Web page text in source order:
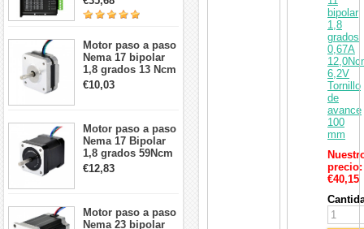
paso Nema 17, 23,
24
Motor paso a paso
Nema 17 bipolar
1,8 grados 13 Ncm
1A 3,5 V
42x42x20mm 4
€10,03
Motor paso a paso
Nema 17 Bipolar
1,8 grados 59Ncm
2A 42x48mm 4
cables compatible
€12,83
Motor paso a paso
Nema 23 bipolar
bipolar
1,8
grados
0,67A
6,2V
Tornillo
de
avance
100
mm
precio:
€40,15